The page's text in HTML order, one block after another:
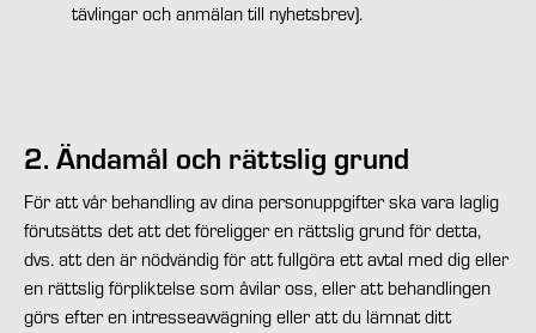
tävlingar och anmälan till nyhetsbrev).
2. Ändamål och rättslig grund
För att vår behandling av dina personuppgifter ska vara laglig
förutsätts det att det föreligger en rättslig grund för detta,
dvs. att den är nödvändig för att fullgöra ett avtal med dig eller
en rättslig förpliktelse som åvilar oss, eller att behandlingen
görs efter en intresseavvägning eller att du lämnat ditt